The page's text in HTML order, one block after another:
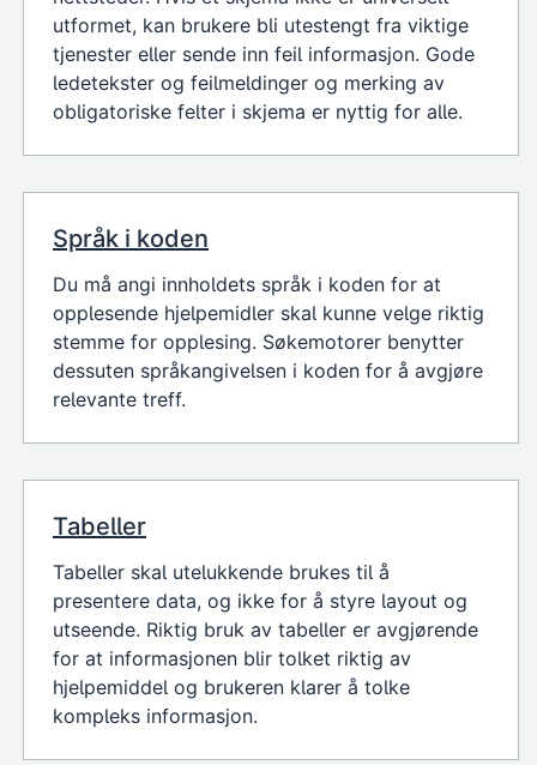
utformet, kan brukere bli utestengt fra viktige
tjenester eller sende inn feil informasjon. Gode
ledetekster og feilmeldinger og merking av
obligatoriske felter i skjema er nyttig for alle.
Språk i koden
Du må angi innholdets språk i koden for at
opplesende hjelpemidler skal kunne velge riktig
stemme for opplesing. Søkemotorer benytter
dessuten språkangivelsen i koden for å avgjøre
relevante treff.
Tabeller
Tabeller skal utelukkende brukes til å
presentere data, og ikke for å styre layout og
utseende. Riktig bruk av tabeller er avgjørende
for at informasjonen blir tolket riktig av
hjelpemiddel og brukeren klarer å tolke
kompleks informasjon.